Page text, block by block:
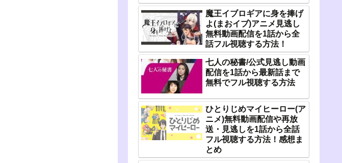
魔王イブロギアに身を捧げ
よ(まおイブ)アニメ見逃し
無料動画配信を1話から全
話フル視聴する方法！
七人の秘書/公式見逃し動画
配信を1話から最新話まで
無料でフル視聴する方法
ひとりじめマイヒーロー(ア
ニメ)無料動画配信や再放
送・見逃しを1話から全話
フル視聴する方法！感想ま
とめ